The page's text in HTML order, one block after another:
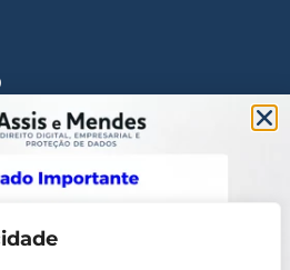
Paulista - CEP 01419-001 -